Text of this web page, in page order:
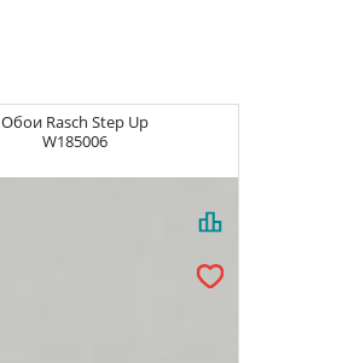
Обои Rasch Step Up
W185006